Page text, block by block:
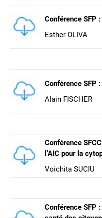
Conférence SFP
Esther OLIVA
Conférence SFP
Alain FISCHER
Conférence
l’AIC pour la
Voichita SUCIU
Conférence SFP